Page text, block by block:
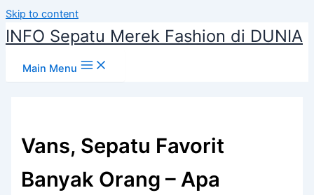
Skip to content
INFO Sepatu Merek Fashion di DUNIA
Main Menu
Vans, Sepatu Favorit
Banyak Orang – Apa